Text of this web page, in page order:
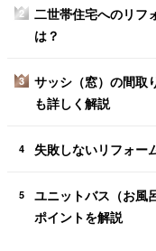
2
二世帯住宅へのリフ
は？
3
サッシ（窓）の間取
も詳しく解説
4 失敗しないリフォー
5
ユニットバス（お風
ポイントを解説